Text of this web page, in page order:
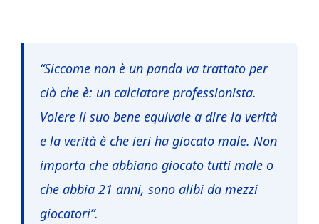
“Siccome non è un panda va trattato per
ciò che è: un calciatore professionista.
Volere il suo bene equivale a dire la verità
e la verità è che ieri ha giocato male. Non
importa che abbiano giocato tutti male o
che abbia 21 anni, sono alibi da mezzi
giocatori”.